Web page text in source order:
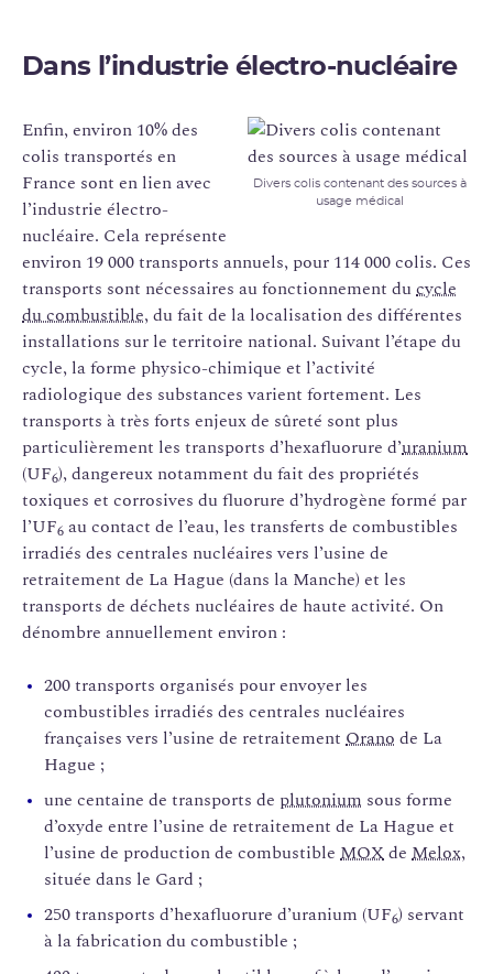
Dans l’industrie électro-nucléaire
Divers colis contenant des sources à
usage médical
Enfin, environ 10% des
colis transportés en
France sont en lien avec
l’industrie électro-
nucléaire. Cela représente
environ 19 000 transports annuels, pour 114 000 colis. Ces
transports sont nécessaires au fonctionnement ducycle
du combustible, du fait de la localisation des différentes
installations sur le territoire national. Suivant l’étape du
cycle, la forme physico-chimique et l’activité
radiologique des substances varient fortement. Les
transports à très forts enjeux de sûreté sont plus
particulièrement les transports d’hexafluorure d’uranium
(UF6), dangereux notamment du fait des propriétés
toxiques et corrosives du fluorure d’hydrogène formé par
l’UF6 au contact de l’eau, les transferts de combustibles
irradiés des centrales nucléaires vers l’usine de
retraitement de La Hague (dans la Manche) et les
transports de déchets nucléaires de haute activité. On
dénombre annuellement environ :
200 transports organisés pour envoyer les
combustibles irradiés des centrales nucléaires
françaises vers l’usine de retraitement Orano de La
Hague ;
une centaine de transports de plutonium sous forme
d’oxyde entre l’usine de retraitement de La Hague et
l’usine de production de combustible MOXde Melox,
située dans le Gard ;
250 transports d’hexafluorure d’uranium (UF6) servant
à la fabrication du combustible ;